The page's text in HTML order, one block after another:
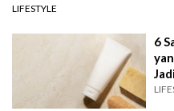
LIFESTYLE
6